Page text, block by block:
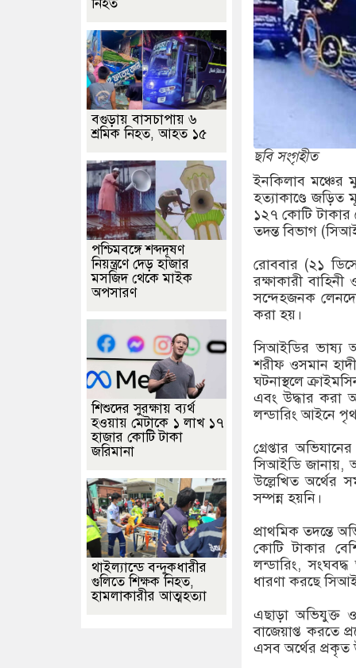
ছবি সংগৃহীত
ইনকিলাব মঞ্চের
হত্যাকাণ্ডে জড়িত
১২৭ কোটি টাকার
তদন্ত বিভাগ
রোববার (২১
রক্ষাকারী
সন্দেহজনক
করা হয়।
সিআইডির ভাষ্য
শরীফ ওসমান
ঘটনাস্থলে
এবং উদ্ধার করা
লন্ডারিং আইনে
গ্রেপ্তার
সিআইডি জানায়,
উল্লেখিত অর্থের
সম্পন্ন হয়নি।
প্রাথমিক তদন্তে
কোটি টাকার
লন্ডারিং,
ধারণা করছে
এছাড়া অভিযুক্ত ও
বাজেয়াপ্ত করতে
এসব অর্থের প্রকৃত
নিহত
বগুড়ায় বাসচাপায় ৬
শ্রমিক নিহত, আহত ১৫
পশ্চিমবঙ্গে শব্দদূষণ
নিয়ন্ত্রণে দেড় হাজার
মসজিদ থেকে মাইক
অপসারণ
শিশুদের সুরক্ষায় ব্যর্থ
হওয়ায় মেটাকে ১ লাখ ১৭
হাজার কোটি টাকা
জরিমানা
থাইল্যান্ডে বন্দুকধারীর
গুলিতে শিক্ষক নিহত,
হামলাকারীর আত্মহত্যা